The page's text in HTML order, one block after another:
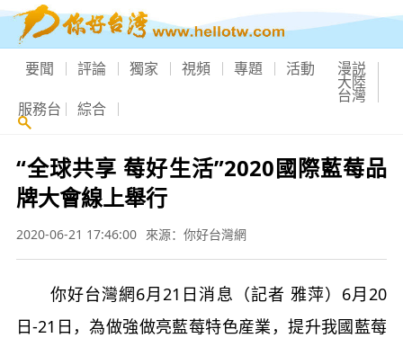
要聞 評論 獨家 視頻 專題 活動 漫説
大陸
台灣
服務台 綜合
“全球共享 莓好生活”2020國際藍莓品
牌大會線上舉行
2020-06-21 17:46:00 來源：你好台灣網
你好台灣網6月21日消息（記者 雅萍）6月20
日-21日，為做強做亮藍莓特色産業，提升我國藍莓